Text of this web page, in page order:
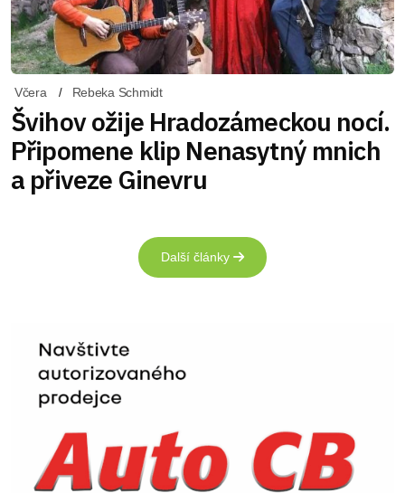
Včera Rebeka Schmidt
Švihov ožije Hradozámeckou nocí.
Připomene klip Nenasytný mnich
a přiveze Ginevru
Další články